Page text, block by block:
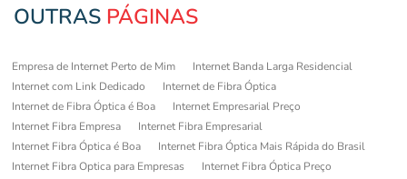
OUTRAS PÁGINAS
Empresa de Internet Perto de Mim
Internet Banda Larga Residencial
Internet com Link Dedicado
Internet de Fibra Óptica
Internet de Fibra Óptica é Boa
Internet Empresarial Preço
Internet Fibra Empresa
Internet Fibra Empresarial
Internet Fibra Óptica é Boa
Internet Fibra Óptica Mais Rápida do Brasil
Internet Fibra Optica para Empresas
Internet Fibra Óptica Preço